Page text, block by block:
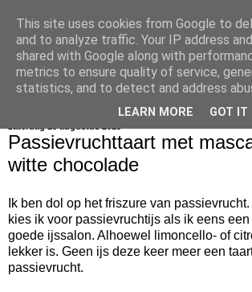
bijna net zo lekker
Passievruchttaart met
witte chocolade
Ik ben dol op het friszure van
kies ik voor passievruchtijs als ik eens
goede ijssalon. Alhoewel limoncello- of
lekker is. Geen ijs deze keer meer een
passievrucht.
This site uses cookies from Google to
and to analyze traffic. Your IP address
shared with Google along with
metrics to ensure quality of service,
statistics, and to detect and address
LEARN MORE GOT IT